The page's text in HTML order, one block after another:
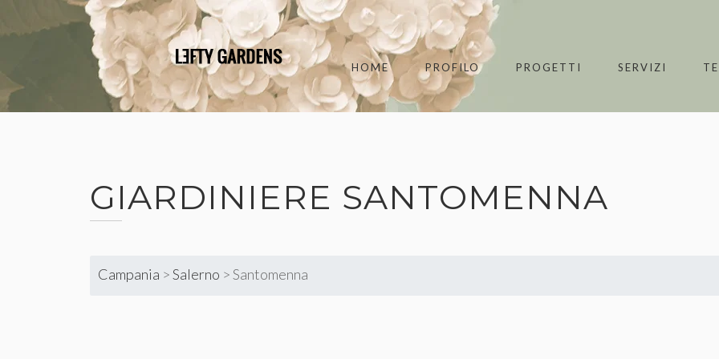
to
HOME
PROFILO PROGETTI SERVIZI
GIARDINIERE SANTOMENNA
Campania >Salerno >Santomenna